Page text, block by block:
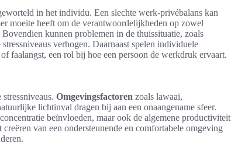
in het individu. Een slechte werk-privébalans kan
moeite heeft om de verantwoordelijkheden op zowel
kunnen problemen in de thuissituatie, zoals
verhogen. Daarnaast spelen individuele
faalangst, een rol bij hoe een persoon de werkdruk ervaart.
Omgevingsfactoren zoals lawaai,
lichtinval dragen bij aan een onaangename sfeer.
beïnvloeden, maar ook de algemene productiviteit
van een ondersteunende en comfortabele omgeving